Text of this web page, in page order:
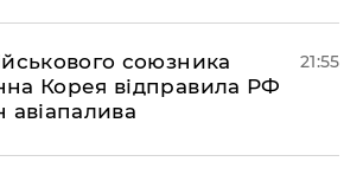
союзника
Корея відправила РФ
авіапалива
21:55